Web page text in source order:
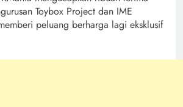
Toybox Project dan IME
peluang berharga lagi eksklusif